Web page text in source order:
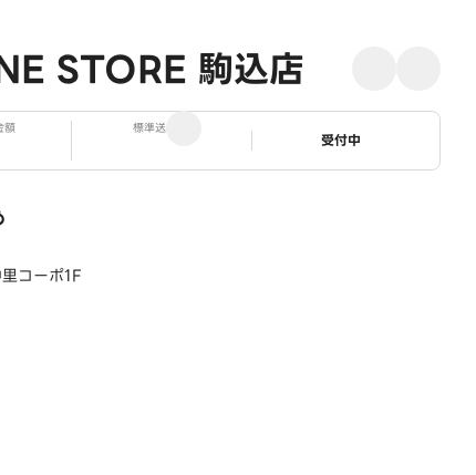
STORE 駒込店
額 標準送料
ステータス
受付中
コーポ1F